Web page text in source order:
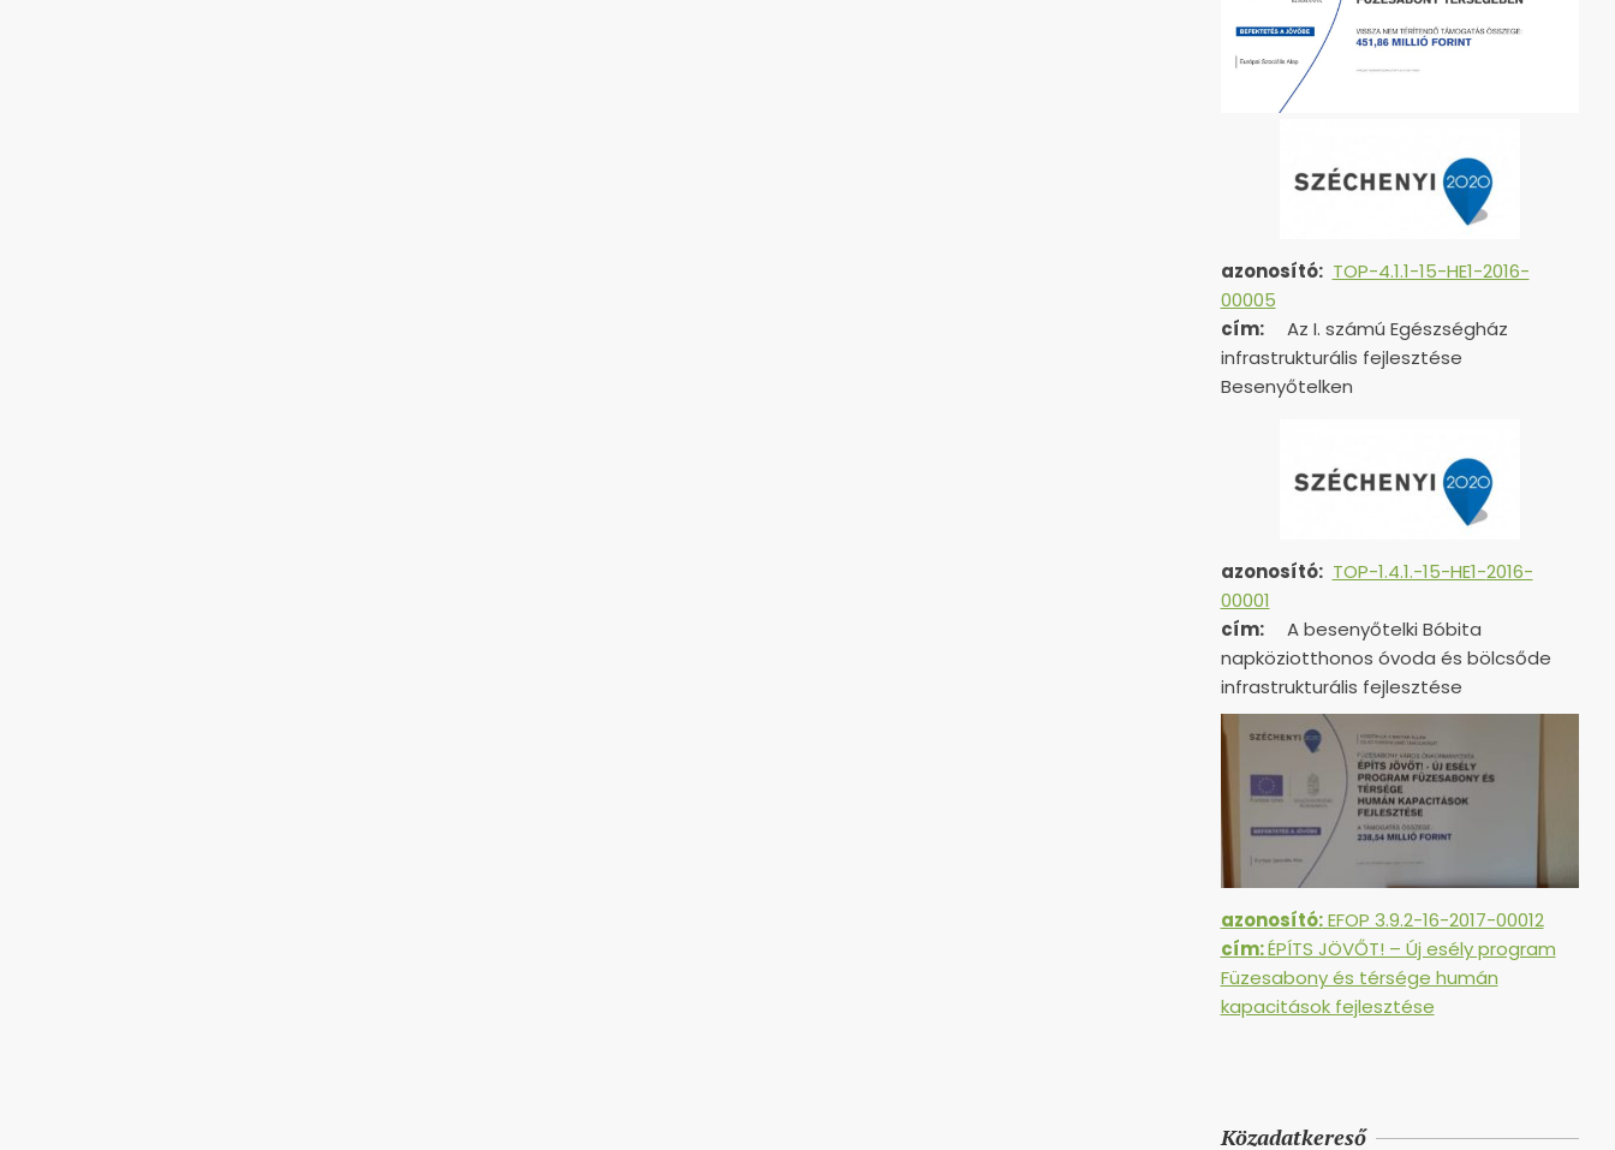
azonosító: TOP-4.1.1-15-HE1-2016-
00005
cím:
Az I. számú Egészségház
infrastrukturális fejlesztése
Besenyőtelken
azonosító: TOP-1.4.1.-15-HE1-2016-
00001
cím:
A besenyőtelki Bóbita
napköziotthonos óvoda és bölcsőde
infrastrukturális fejlesztése
azonosító:EFOP 3.9.2-16-2017-00012
cím:ÉPÍTS JÖVŐT! – Új esély program
Füzesabony és térsége humán
kapacitások fejlesztése
Közadatkereső